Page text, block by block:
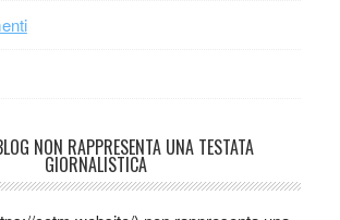
NON RAPPRESENTA UNA TESTATA
GIORNALISTICA